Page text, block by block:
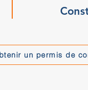
un permis de